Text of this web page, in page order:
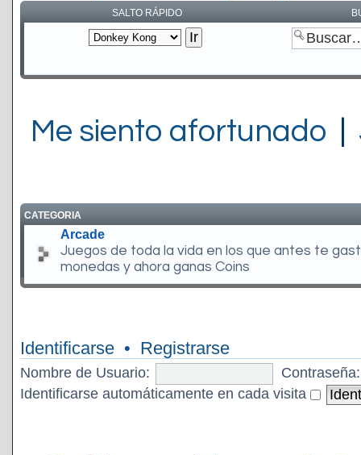
SALTO RÁPIDO
Me siento afortunado
CATEGORIA
Arcade
Juegos de toda la vida en los que antes te
monedas y ahora ganas Coins
Identificarse • Registrarse
Nombre de Usuario:
Contraseña:
Identificarse automáticamente en cada visita